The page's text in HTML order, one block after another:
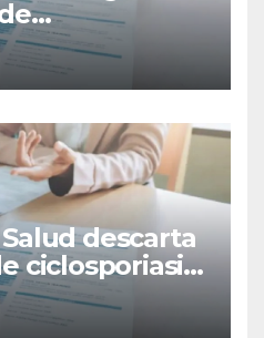
para
en México
descarta
ciclosporiasis
tranquilidad